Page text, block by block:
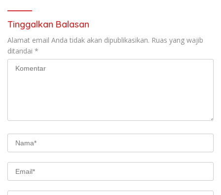
Tinggalkan Balasan
Alamat email Anda tidak akan dipublikasikan. Ruas yang wajib
ditandai *